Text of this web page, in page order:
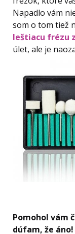
Napadlo vám
som o tom tiež
leštiacu frézu
úlet, ale je
Pomohol vám
dúfam, že